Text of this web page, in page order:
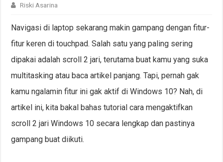
Riski Asarina
Navigasi di laptop sekarang makin gampang dengan fitur-
fitur keren di touchpad. Salah satu yang paling sering
dipakai adalah scroll 2 jari, terutama buat kamu yang suka
multitasking atau baca artikel panjang. Tapi, pernah gak
kamu ngalamin fitur ini gak aktif di Windows 10? Nah, di
artikel ini, kita bakal bahas tutorial cara mengaktifkan
scroll 2 jari Windows 10 secara lengkap dan pastinya
gampang buat diikuti.